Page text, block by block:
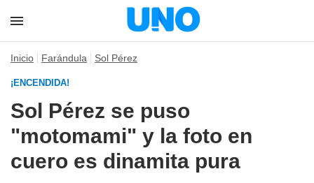
Inicio Farándula Sol Pérez
¡ENCENDIDA!
Sol Pérez se puso
"motomami" y la foto en
cuero es dinamita pura